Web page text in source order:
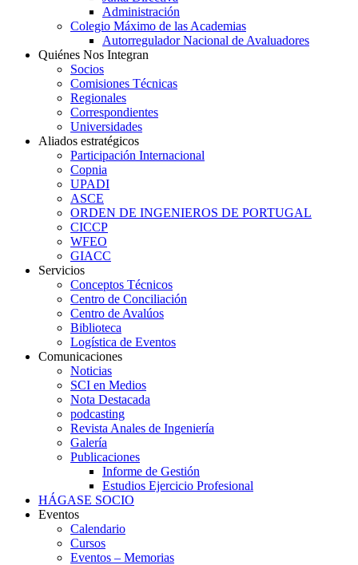
Administración
Colegio Máximo de las Academias
Autorregulador Nacional de Avaluadores
Quiénes Nos Integran
Socios
Comisiones Técnicas
Regionales
Correspondientes
Universidades
Aliados estratégicos
Participación Internacional
Copnia
UPADI
ASCE
ORDEN DE INGENIEROS DE PORTUGAL
CICCP
WFEO
GIACC
Servicios
Conceptos Técnicos
Centro de Conciliación
Centro de Avalúos
Biblioteca
Logística de Eventos
Comunicaciones
Noticias
SCI en Medios
Nota Destacada
podcasting
Revista Anales de Ingeniería
Galería
Publicaciones
Informe de Gestión
Estudios Ejercicio Profesional
HÁGASE SOCIO
Eventos
Calendario
Cursos
Eventos – Memorias